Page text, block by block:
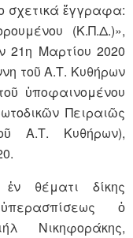
σχετικά ἔγγραφα:
(Κ.Π.Δ.)»,
21η Μαρτίου 2020
τοῦ Α.Τ. Κυθήρων
ὑποφαινομένου
Πειραιῶς
Α.Τ. Κυθήρων),
θέματι δίκης
ὁ
Νικηφοράκης,